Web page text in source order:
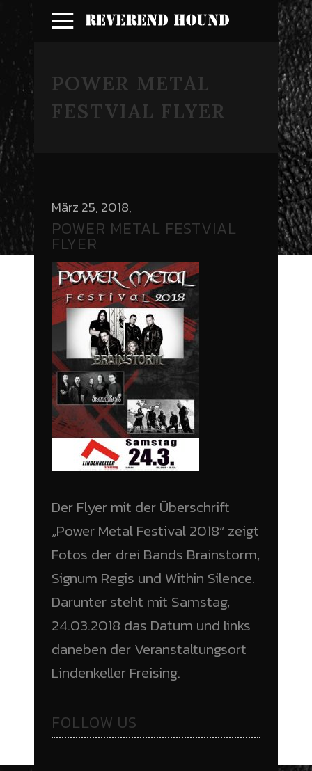
POWER METAL
FESTVIAL FLYER
März 25, 2018
POWER METAL FESTVIAL
FLYER
Der Flyer mit der Überschrift
„Power Metal Festival 2018“ zeigt
Fotos der drei Bands Brainstorm,
Signum Regis und Within Silence.
Darunter steht mit Samstag,
24.03.2018 das Datum und links
daneben der Veranstaltungsort
Lindenkeller Freising.
FOLLOW US